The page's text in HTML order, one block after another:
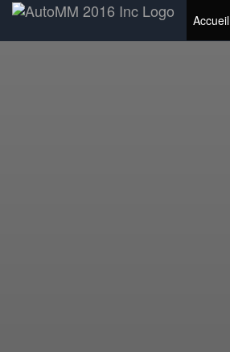
Accueil